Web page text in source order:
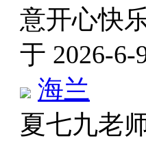
意开心快
于 2026-6-
海兰
夏七九老